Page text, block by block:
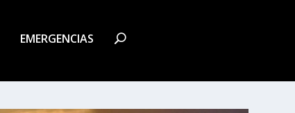
EMERGENCIAS